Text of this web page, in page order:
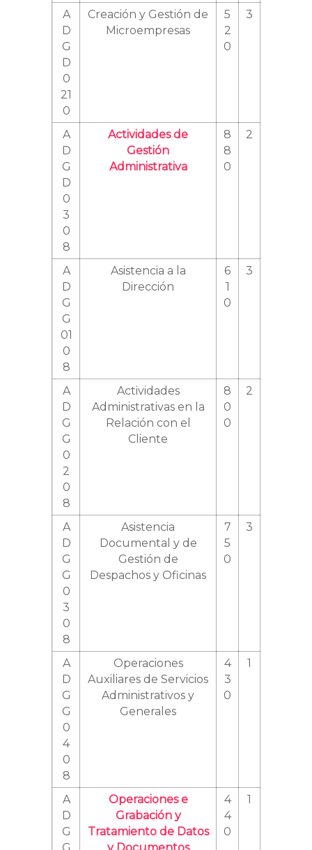
A
D
G
D
0
21
0
Creación y Gestión de
Microempresas
5
2
0
3
A
D
G
D
0
3
0
8
Actividades de
Gestión
Administrativa
8
8
0
2
A
D
G
G
01
0
8
Asistencia a la
Dirección
6
1
0
3
A
D
G
G
0
2
0
8
Actividades
Administrativas en la
Relación con el
Cliente
8
0
0
2
A
D
G
G
0
3
0
8
Asistencia
Documental y de
Gestión de
Despachos y Oficinas
7
5
0
3
A
D
G
G
0
4
0
8
Operaciones
Auxiliares de Servicios
Administrativos y
Generales
4
3
0
1
A
D
G
Operaciones e
Grabación y
Tratamiento de Datos
4
4
0
1